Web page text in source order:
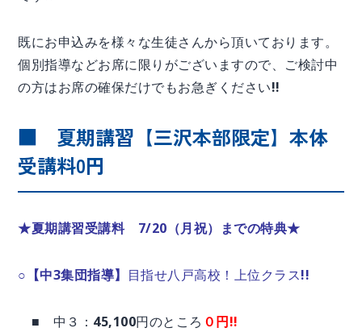
既にお申込みを様々な生徒さんから頂いております。
個別指導などお席に限りがございますので、ご検討中
の方はお席の確保だけでもお急ぎください!!
■ 夏期講習【三沢本部限定】本体
受講料0円
★夏期講習受講料 7/20（月祝）までの特典★
○【中3集団指導】 目指せ八戸高校！上位クラス!!
■ 中３：45,100円のところ ０円!!